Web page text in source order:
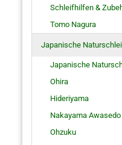
Schleifhilfen &
Tomo Nagura
Japanische
Japanische
Ohira
Hideriyama
Nakayama
Ohzuku